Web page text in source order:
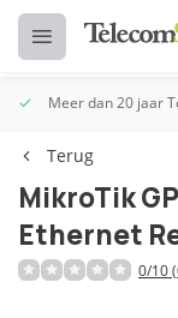
Meer dan 20 jaar
Terug
MikroTik
Ethernet
0/10